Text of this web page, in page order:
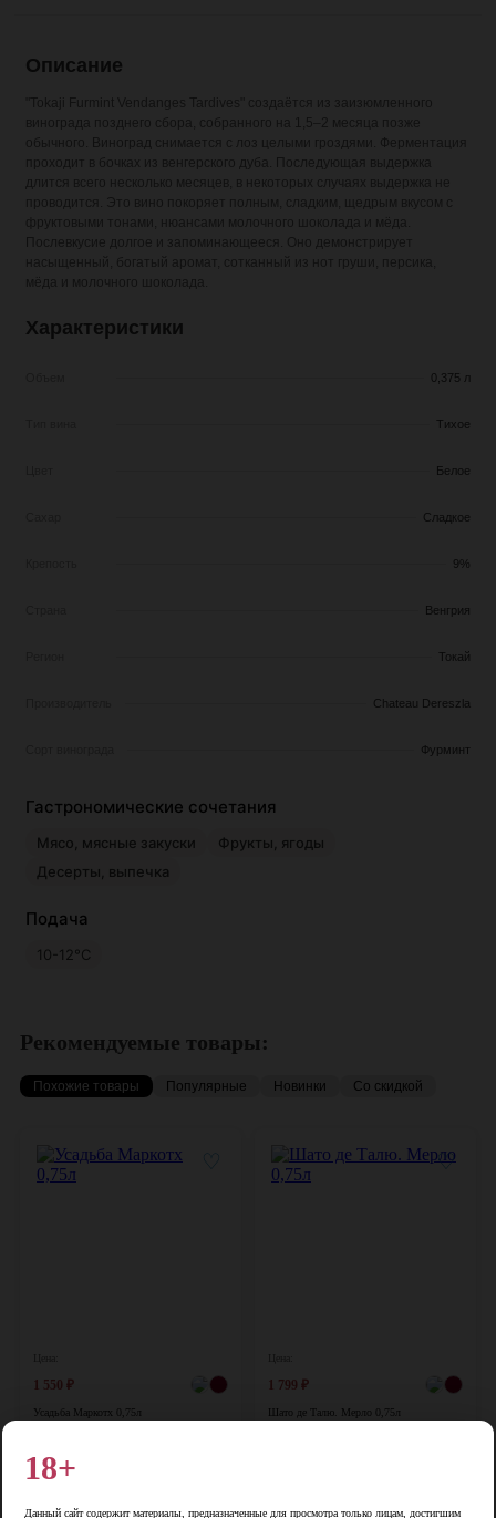
Описание
Характеристики
0,375 л
Тихое
Белое
Сладкое
9%
Венгрия
Токай
Chateau Dereszla
Фурминт
Гастрономические сочетания
Мясо, мясные закуски
Фрукты, ягоды
Десерты, выпечка
Подача
10-12°С
Рекомендуемые товары:
Похожие товары Популярные Новинки Со скидкой
1 550 ₽
Усадьба Маркотх 0,75л
♡
1 799 ₽
Шато де Талю. Мерло 0,75л
18+
Данный сайт содержит материалы, предназначенные для просмотра только лицам, достигшим